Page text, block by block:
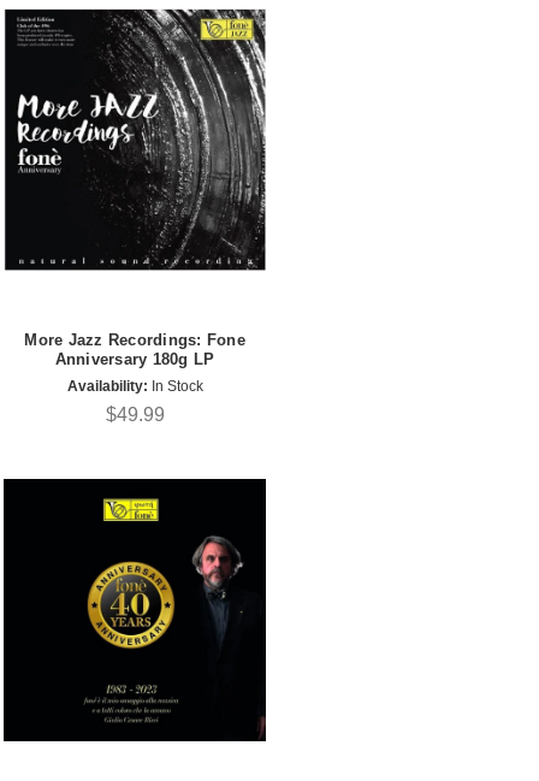
More Jazz Recordings: Fone
Anniversary 180g LP
Availability: In Stock
$49.99